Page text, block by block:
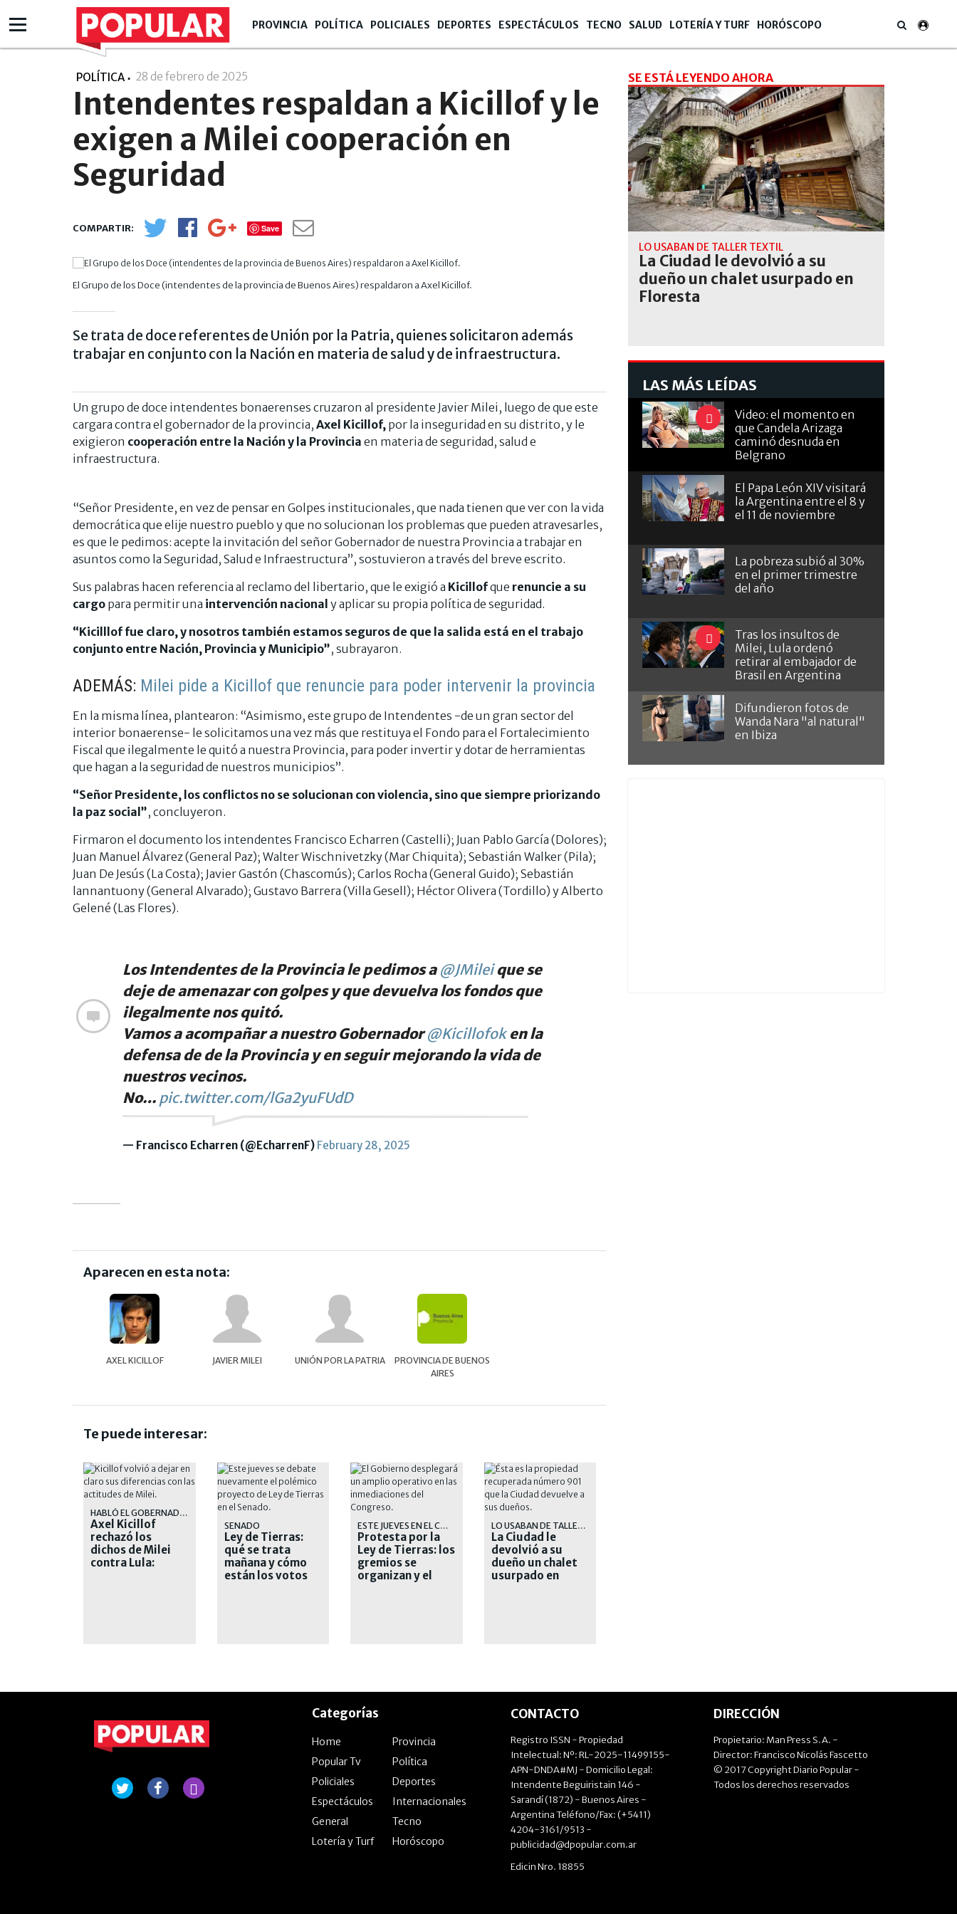
PROVINCIA POLÍTICA POLICIALES DEPORTES ESPECTÁCULOS TECNO SALUD LOTERÍA Y TURF HORÓSCOPO
POLÍTICA 28 de febrero de 2025
Intendentes respaldan a Kicillof y le
exigen a Milei cooperación en
Seguridad
Save
El Grupo de los Doce (intendentes de la provincia de Buenos Aires) respaldaron a Axel Kicillof.
Se trata de doce referentes de Unión por la Patria, quienes solicitaron además
trabajar en conjunto con la Nación en materia de salud y de infraestructura.
Un grupo de doce intendentes bonaerenses cruzaron al presidente Javier Milei, luego de que este
cargara contra el gobernador de la provincia, Axel Kicillof, por la inseguridad en su distrito, y le
exigieron cooperación entre la Nación y la Provincia en materia de seguridad, salud e
infraestructura.
“Señor Presidente, en vez de pensar en Golpes institucionales, que nada tienen que ver con la vida
democrática que elije nuestro pueblo y que no solucionan los problemas que pueden atravesarles,
es que le pedimos: acepte la invitación del señor Gobernador de nuestra Provincia a trabajar en
asuntos como la Seguridad, Salud e Infraestructura”, sostuvieron a través del breve escrito.
Sus palabras hacen referencia al reclamo del libertario, que le exigió a Kicillofque renuncie a su
cargo para permitir una intervención nacional y aplicar su propia política de seguridad.
“Kicilllof fue claro, y nosotros también estamos seguros de que la salida está en el trabajo
conjunto entre Nación, Provincia y Municipio”, subrayaron.
ADEMÁS: Milei pide a Kicillof que renuncie para poder intervenir la provincia
En la misma línea, plantearon: “Asimismo, este grupo de Intendentes -de un gran sector del
interior bonaerense- le solicitamos una vez más que restituya el Fondo para el Fortalecimiento
Fiscal que ilegalmente le quitó a nuestra Provincia, para poder invertir y dotar de herramientas
que hagan a la seguridad de nuestros municipios”.
“Señor Presidente, los conflictos no se solucionan con violencia, sino que siempre priorizando
la paz social”, concluyeron.
Firmaron el documento los intendentes Francisco Echarren (Castelli); Juan Pablo García (Dolores);
Juan Manuel Álvarez (General Paz); Walter Wischnivetzky (Mar Chiquita); Sebastián Walker (Pila);
Juan De Jesús (La Costa); Javier Gastón (Chascomús); Carlos Rocha (General Guido); Sebastián
lannantuony (General Alvarado); Gustavo Barrera (Villa Gesell); Héctor Olivera (Tordillo) y Alberto
Gelené (Las Flores).
Los Intendentes de la Provincia le pedimos a @JMileique se
deje de amenazar con golpes y que devuelva los fondos que
ilegalmente nos quitó.
Vamos a acompañar a nuestro Gobernador@Kicillofoken la
defensa de de la Provincia y en seguir mejorando la vida de
nuestros vecinos.
No… pic.twitter.com/lGa2yuFUdD
— Francisco Echarren (@EcharrenF) February 28, 2025
Aparecen en esta nota:
AXEL KICILLOF JAVIER MILEI UNIÓN POR LA PATRIA
PROVINCIA DE BUENOS
AIRES
Te puede interesar:
HABLÓ EL GOBERNADOR
Axel Kicillof
rechazó los
dichos de Milei
contra Lula:
SENADO
Ley de Tierras:
qué se trata
mañana y cómo
están los votos
ESTE JUEVES EN EL CONGRESO
Protesta por la
Ley de Tierras: los
gremios se
organizan y el
LO USABAN DE TALLER TEXTIL
La Ciudad le
devolvió a su
dueño un chalet
usurpado en
SE ESTÁ LEYENDO AHORA
LO USABAN DE TALLER TEXTIL
La Ciudad le devolvió a su
dueño un chalet usurpado en
Floresta
LAS MÁS LEÍDAS
Video: el momento en
que Candela Arizaga
caminó desnuda en
Belgrano
El Papa León XIV visitará
la Argentina entre el 8 y
el 11 de noviembre
La pobreza subió al 30%
en el primer trimestre
del año
Tras los insultos de
Milei, Lula ordenó
retirar al embajador de
Brasil en Argentina
Difundieron fotos de
Wanda Nara "al natural"
en Ibiza
Categorías
Home
Provincia
Popular Tv
Política
Policiales
Deportes
Espectáculos
Internacionales
General
Tecno
Lotería y Turf
Horóscopo
CONTACTO
Registro ISSN - Propiedad
Intelectual: Nº: RL-2025-11499155-
APN-DNDA#MJ - Domicilio Legal:
Intendente Beguiristain 146 -
Sarandí (1872) - Buenos Aires -
Argentina Teléfono/Fax: (+5411)
4204-3161/9513 -
publicidad@dpopular.com.ar
Edicin Nro. 18855
DIRECCIÓN
Propietario: Man Press S.A. -
Director: Francisco Nicolás Fascetto
© 2017 Copyright Diario Popular -
Todos los derechos reservados